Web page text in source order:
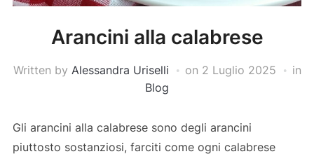
Arancini alla calabrese
Written by Alessandra Uriselli on 2 Luglio 2025
in
Blog
Gli arancini alla calabrese sono degli arancini
piuttosto sostanziosi, farciti come ogni calabrese